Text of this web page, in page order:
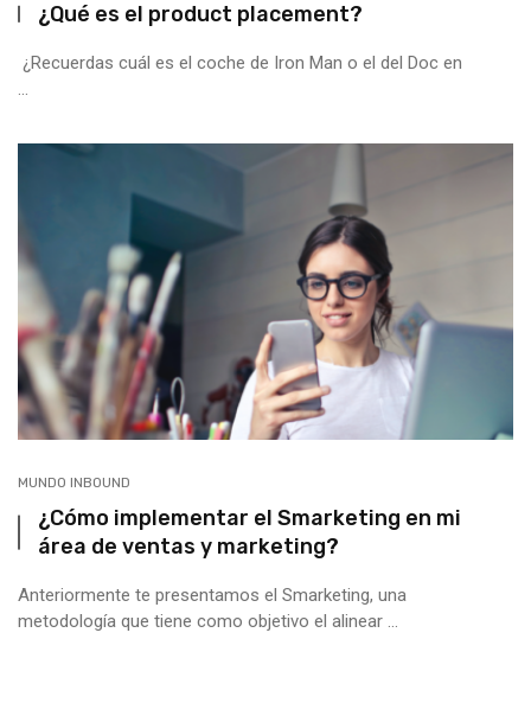
¿Qué es el product placement?
¿Recuerdas cuál es el coche de Iron Man o el del Doc en
...
MUNDO INBOUND
¿Cómo implementar el Smarketing en mi
área de ventas y marketing?
Anteriormente te presentamos el Smarketing, una
metodología que tiene como objetivo el alinear ...